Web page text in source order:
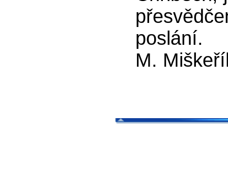
poslání.
M.